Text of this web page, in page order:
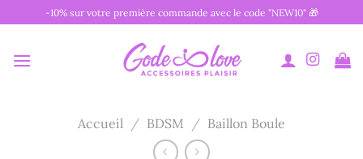
au
-10% sur votre première commande avec le code "NEW10" 🎁
Accueil / BDSM / Baillon Boule